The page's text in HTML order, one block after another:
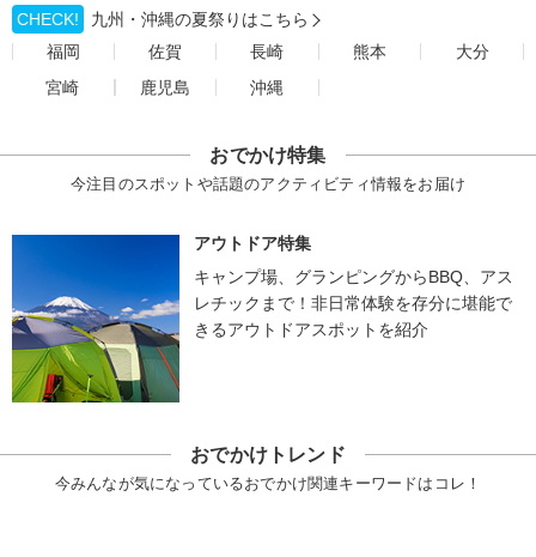
CHECK!
九州・沖縄の夏祭りはこちら
福岡
佐賀 長崎 熊本
大分
宮崎
鹿児島 沖縄
おでかけ特集
今注目のスポットや話題のアクティビティ情報をお届け
アウトドア特集
キャンプ場、グランピングからBBQ、アス
レチックまで！非日常体験を存分に堪能で
きるアウトドアスポットを紹介
おでかけトレンド
今みんなが気になっているおでかけ関連キーワードはコレ！